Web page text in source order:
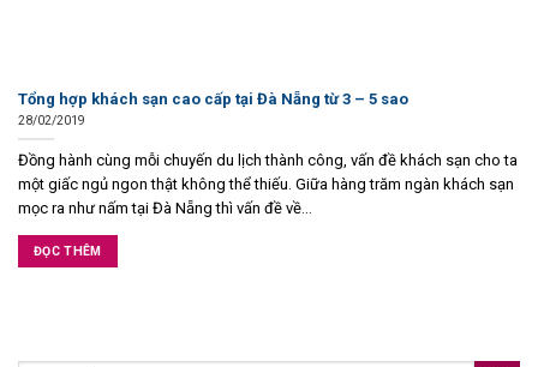
Tổng hợp khách sạn cao cấp tại Đà Nẵng từ 3 – 5 sao
28/02/2019
Đồng hành cùng mỗi chuyến du lịch thành công, vấn đề khách sạn cho ta
một giấc ngủ ngon thật không thể thiếu. Giữa hàng trăm ngàn khách sạn
mọc ra như nấm tại Đà Nẵng thì vấn đề về...
ĐỌC THÊM